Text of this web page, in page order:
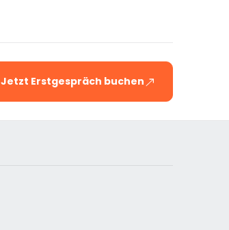
Jetzt Erstgespräch buchen